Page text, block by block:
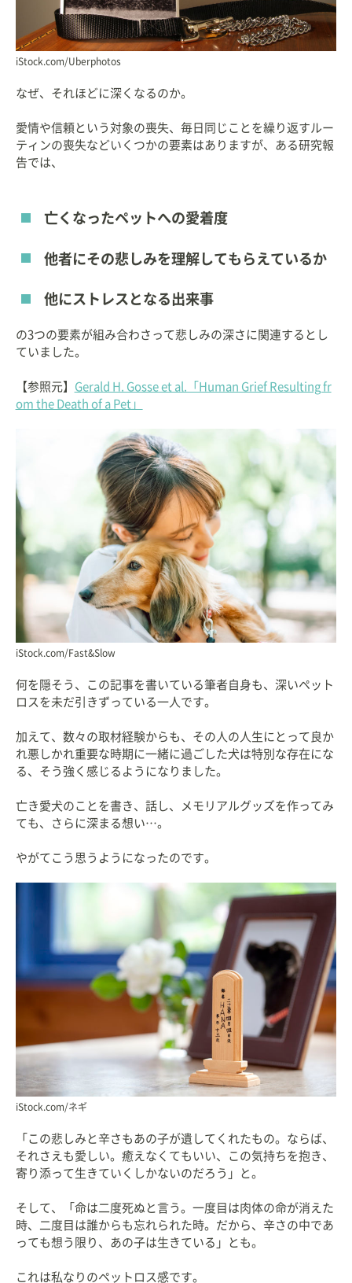
iStock.com/Uberphotos
なぜ、それほどに深くなるのか。
愛情や信頼という対象の喪失、毎日同じことを繰り返すルー
ティンの喪失などいくつかの要素はありますが、ある研究報
告では、
亡くなったペットへの愛着度
他者にその悲しみを理解してもらえているか
他にストレスとなる出来事
の3つの要素が組み合わさって悲しみの深さに関連するとし
ていました。
【参照元】 Gerald H. Gosse et al.「Human Grief Resulting fr
om the Death of a Pet」
iStock.com/Fast&Slow
何を隠そう、この記事を書いている筆者自身も、深いペット
ロスを未だ引きずっている一人です。
加えて、数々の取材経験からも、その人の人生にとって良か
れ悪しかれ重要な時期に一緒に過ごした犬は特別な存在にな
る、そう強く感じるようになりました。
亡き愛犬のことを書き、話し、メモリアルグッズを作ってみ
ても、さらに深まる想い…。
やがてこう思うようになったのです。
iStock.com/ネギ
「この悲しみと辛さもあの子が遺してくれたもの。ならば、
それさえも愛しい。癒えなくてもいい、この気持ちを抱き、
寄り添って生きていくしかないのだろう」と。
そして、「命は二度死ぬと言う。一度目は肉体の命が消えた
時、二度目は誰からも忘れられた時。だから、辛さの中であ
っても想う限り、あの子は生きている」とも。
これは私なりのペットロス感です。